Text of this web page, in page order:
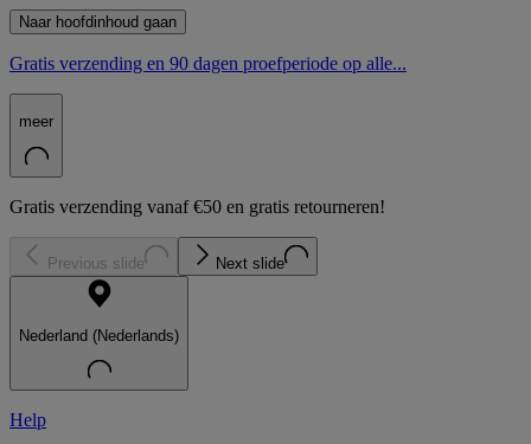
Naar hoofdinhoud gaan
Gratis verzending en 90 dagen proefperiode op alle...
meer
Gratis verzending vanaf €50 en gratis retourneren!
Previous slide Next slide
Nederland (Nederlands)
Help